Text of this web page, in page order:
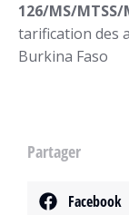
126/MS/
tarification des
Burkina Faso
Partager
Facebook